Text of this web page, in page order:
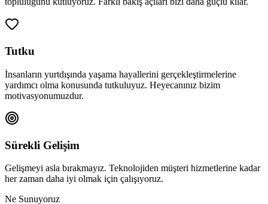
Tutku
İnsanların yurtdışında yaşama hayallerini gerçekleştirmelerine
yardımcı olma konusunda tutkuluyuz. Heyecanınız bizim
motivasyonumuzdur.
Sürekli Gelişim
Gelişmeyi asla bırakmayız. Teknolojiden müşteri hizmetlerine kadar
her zaman daha iyi olmak için çalışıyoruz.
Ne Sunuyoruz